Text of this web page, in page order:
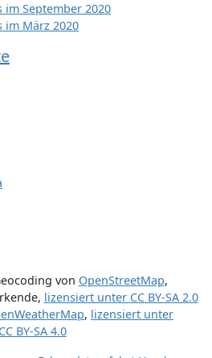
im September 2020
im März 2020
von OpenStreetMap,
, lizensiert unter CC BY-SA 2.0
, lizensiert unter
CC BY-SA 4.0